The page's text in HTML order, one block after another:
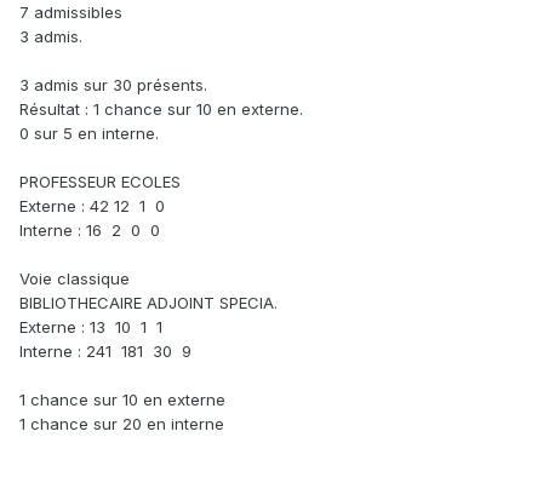
7 admissibles
3 admis.
3 admis sur 30 présents.
Résultat : 1 chance sur 10 en externe.
0 sur 5 en interne.
PROFESSEUR ECOLES
Externe : 42 12 1 0
Interne : 16 2 0 0
Voie classique
BIBLIOTHECAIRE ADJOINT SPECIA.
Externe : 13 10 1 1
Interne : 241 181 30 9
1 chance sur 10 en externe
1 chance sur 20 en interne